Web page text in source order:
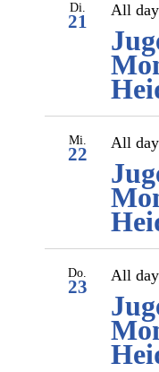
Di.
21
All day
Mi.
22
All day
Do.
23
All day